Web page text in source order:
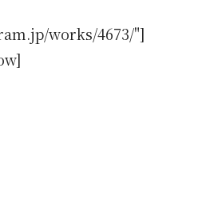
works/4673/"]